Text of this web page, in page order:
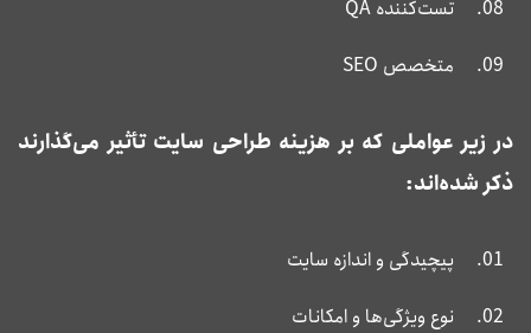
تست‌کننده QA
متخصص SEO
در زیر عواملی که بر هزینه طراحی سایت تأثیر می‌گذارند
ذکر شده‌اند:
پیچیدگی و اندازه سایت
نوع ویژگی‌ها و امکانات